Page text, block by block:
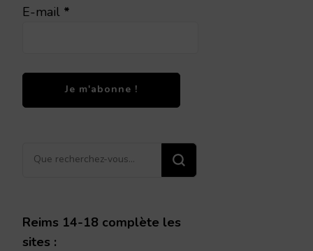
E-mail *
Vous
Reims 14-18 complète les
sites :